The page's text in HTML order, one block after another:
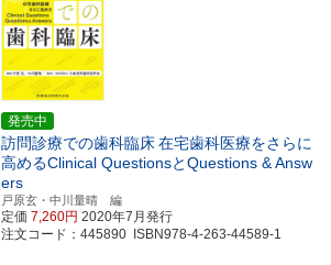
発売中
訪問診療での歯科臨床在宅歯科医療をさらに
高めるClinical QuestionsとQuestions & Answ
ers
戸原玄・中川量晴 編
定価 7,260円 2020年7月発行
注文コード：445890 ISBN978-4-263-44589-1